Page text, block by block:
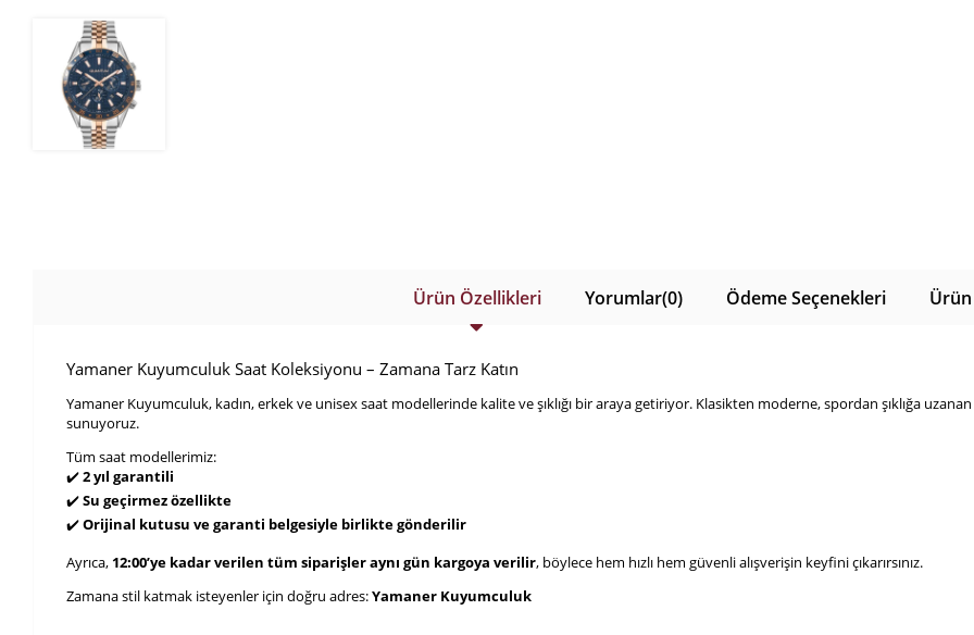
Ürün Özellikleri Yorumlar(0) Ödeme Seçenekleri
Yamaner Kuyumculuk Saat Koleksiyonu – Zamana Tarz Katın
Yamaner Kuyumculuk, kadın, erkek ve unisex saat modellerinde kalite ve şıklığı bir araya getiriyor. Klasikten moderne, spordan şıklığa
sunuyoruz.
Tüm saat modellerimiz:
✔️2 yıl garantili
✔️Su geçirmez özellikte
✔️Orijinal kutusu ve garanti belgesiyle birlikte gönderilir
Ayrıca, 12:00’ye kadar verilen tüm siparişler aynı gün kargoya verilir, böylece hem hızlı hem güvenli alışverişin keyfini çıkarırsınız.
Zamana stil katmak isteyenler için doğru adres:Yamaner Kuyumculuk